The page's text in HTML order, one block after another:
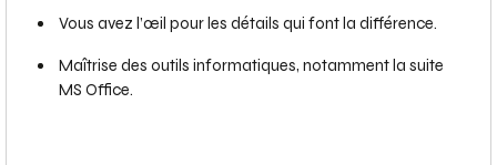
Vous avez l’œil pour les détails qui font la différence.
Maîtrise des outils informatiques, notamment la suite
MS Office.